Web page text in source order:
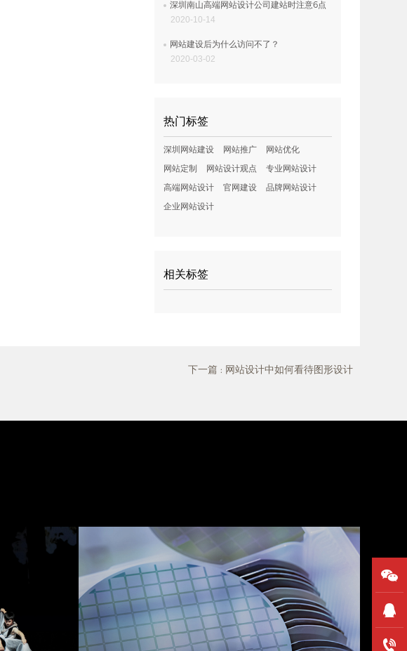
深圳南山高端网站设计公司建站时注意6点
2020-10-14
网站建设后为什么访问不了？
2020-03-02
热门标签
深圳网站建设 网站推广
网站优化
网站定制
网站设计观点
专业网站设计
高端网站设计
官网建设
品牌网站设计
企业网站设计
相关标签
下一篇 : 网站设计中如何看待图形设计